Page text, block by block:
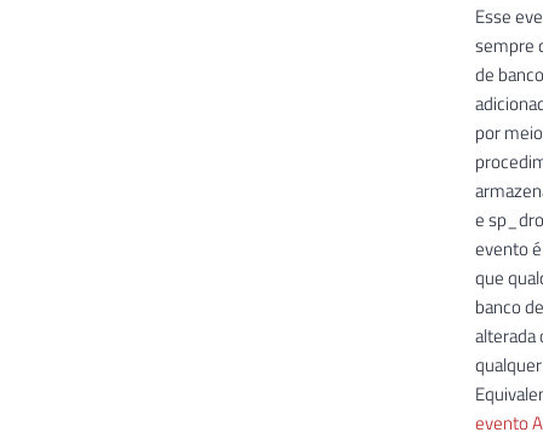
Esse
sempre
de
por
e
evento
que
banco
alterada
evento